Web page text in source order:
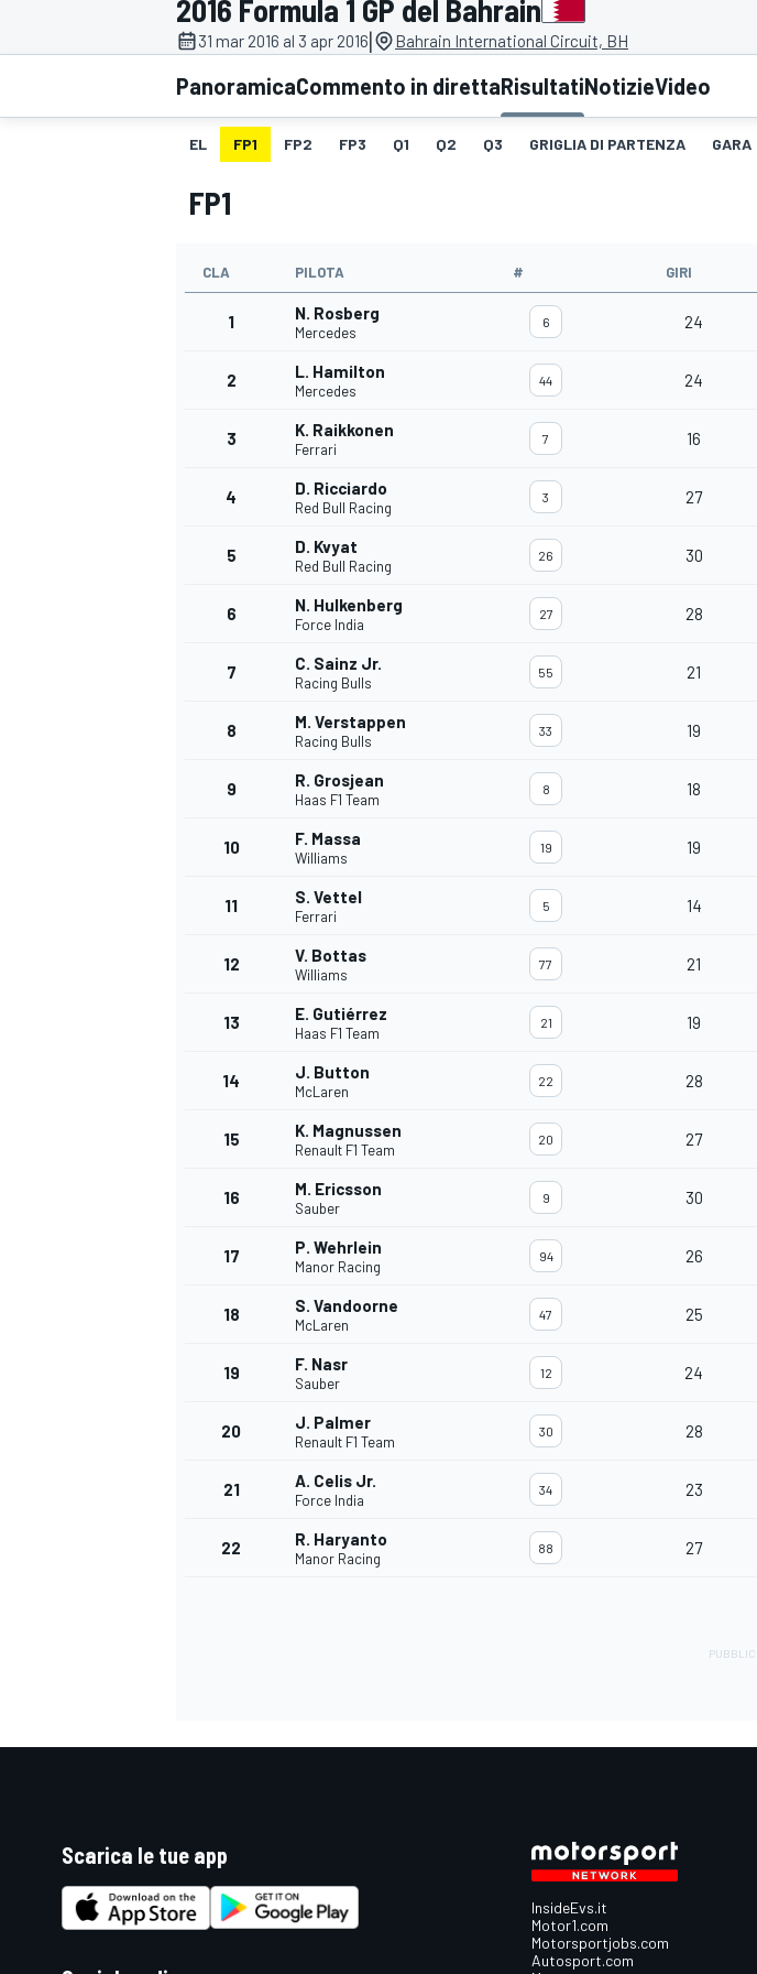
MOTOGP WEC
WRC
MONOPOSTO
2016 Formula 1 GP del Bahrain
31 mar 2016 al 3 apr 2016| Bahrain International Circuit, BH
PanoramicaCommento in direttaRisultatiNotizieVideo
EL FP1 FP2 FP3 Q1 Q2 Q3 GRIGLIA DI PARTENZA GARA
FP1
CLA PILOTA # GIRI
1 N. Rosberg
Mercedes
6 24
2 L. Hamilton
Mercedes
44 24
3 K. Raikkonen
Ferrari
7 16
4 D. Ricciardo
Red Bull Racing
3 27
5 D. Kvyat
Red Bull Racing
26 30
6 N. Hulkenberg
Force India
27 28
7 C. Sainz Jr.
Racing Bulls
55 21
8 M. Verstappen
Racing Bulls
33 19
9 R. Grosjean
Haas F1 Team
8 18
10 F. Massa
Williams
19 19
11 S. Vettel
Ferrari
5 14
12 V. Bottas
Williams
77 21
13 E. Gutiérrez
Haas F1 Team
21 19
14 J. Button
McLaren
22 28
15 K. Magnussen
Renault F1 Team
20 27
16 M. Ericsson
Sauber
9 30
17 P. Wehrlein
Manor Racing
94 26
18 S. Vandoorne
McLaren
47 25
19 F. Nasr
Sauber
12 24
20 J. Palmer
Renault F1 Team
30 28
21 A. Celis Jr.
Force India
34 23
22 R. Haryanto
Manor Racing
88 27
Scarica le tue app
InsideEvs.it
Motor1.com
Motorsportjobs.com
Autosport.com